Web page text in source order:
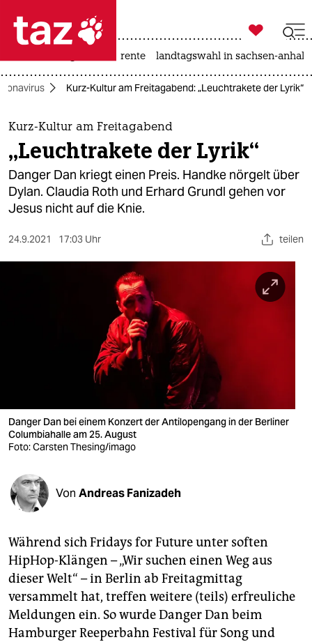
 taz zahl ich
taz zahl ich
themen
politik
öko
verlag
verlag
shop
fragen & hilfe
unterstützen
abo
genossenschaft
epaper login

taz zahl ich
rente landtagswahl in sachsen-anhalt
Kurz-Kultur am Freitagabend: „Leuchtrakete der Lyrik“
Kurz-Kultur am Freitagabend
„Leuchtrakete der Lyrik“
Danger Dan kriegt einen Preis. Handke nörgelt über
Dylan. Claudia Roth und Erhard Grundl gehen vor
Jesus nicht auf die Knie.
24.9.2021 17:03 Uhr teilen
Danger Dan bei einem Konzert der Antilopengang in der Berliner
Columbiahalle am 25. August
Foto: Carsten Thesing/imago
Von Andreas Fanizadeh
Während sich Fridays for Future unter soften
HipHop-Klängen – „Wir suchen einen Weg aus
dieser Welt“ – in Berlin ab Freitagmittag
versammelt hat, treffen weitere (teils) erfreuliche
Meldungen ein. So wurde Danger Dan beim
Hamburger Reeperbahn Festival für Song und